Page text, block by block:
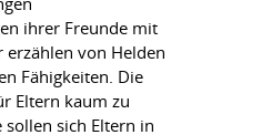
ihrer Freunde mit
erzählen von Helden
Fähigkeiten. Die
Eltern kaum zu
sich Eltern in